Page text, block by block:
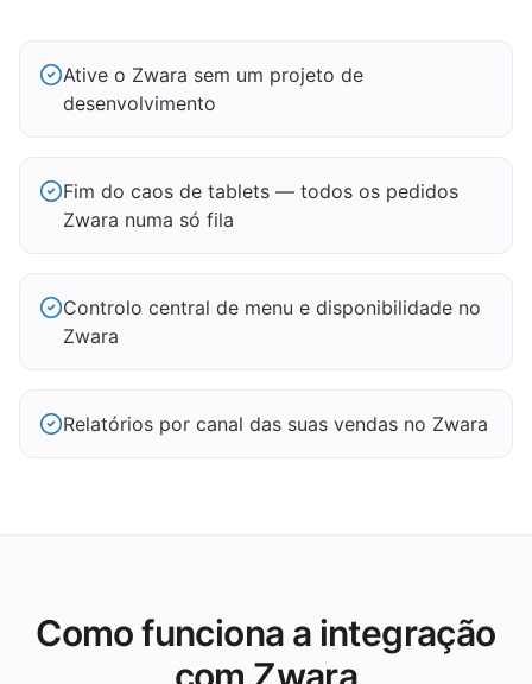
Ative o Zwara sem um projeto de
desenvolvimento
Fim do caos de tablets — todos os pedidos
Zwara numa só fila
Controlo central de menu e disponibilidade no
Zwara
Relatórios por canal das suas vendas no Zwara
Como funciona a integração